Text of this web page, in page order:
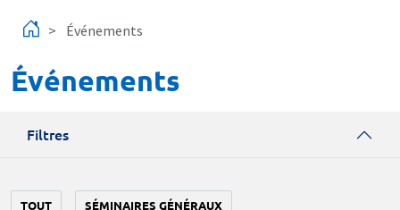
Événements
Événements
Filtres
TOUT SÉMINAIRES GÉNÉRAUX